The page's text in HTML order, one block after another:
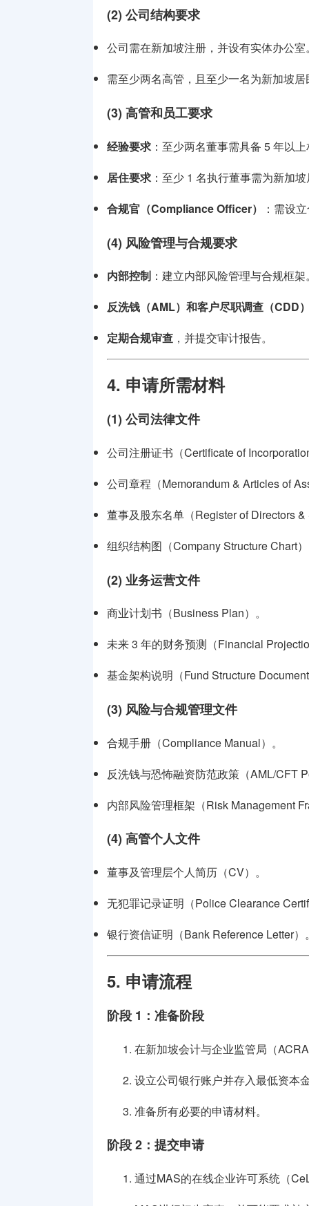
(2) 公司结构要求
公司需在新加坡注册，并设有实体办公室
需至少两名高管，且至少一名为新加坡居
(3) 高管和员工要求
经验要求 ：至少两名董事需具备 5 年以
居住要求 ：至少 1 名执行董事需为新加
合规官（Compliance Officer）
：需设
(4) 风险管理与合规要求
内部控制 ：建立内部风险管理与合规框架
反洗钱（AML）和客户尽职调查（CDD
定期合规审查 ，并提交审计报告。
4. 申请所需材料
(1) 公司法律文件
公司注册证书（Certificate of
公司章程（Memorandum & Articles of
董事及股东名单（Register of Directors
组织结构图（Company Structure Chart
(2) 业务运营文件
商业计划书（Business Plan）。
未来 3 年的财务预测（Financial
基金架构说明（Fund Structure
(3) 风险与合规管理文件
合规手册（Compliance Manual）。
反洗钱与恐怖融资防范政策（AML/CFT
内部风险管理框架（Risk Management
(4) 高管个人文件
董事及管理层个人简历（CV）。
无犯罪记录证明（Police Clearance
银行资信证明（Bank Reference Letter）
5. 申请流程
阶段 1：准备阶段
在新加坡会计与企业监管局（
设立公司银行账户并存入最低资本
准备所有必要的申请材料。
阶段 2：提交申请
通过MAS的在线企业许可系统（